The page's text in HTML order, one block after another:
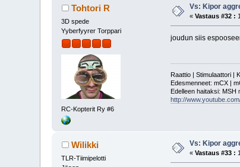
Tohtori R
3D spede
Yyberfyyrer Torppari
RC-Kopterit Ry #6
Vs: Kipor
«Vastaus #32 :
joudun siis
Raattio | Stimulaattori |
Edesmenneet: mCX |
Edelleen haitaksi: MSH
http://
Wilikki
TLR-Tiimipelotti
Vs: Kipor
«Vastaus #33 :